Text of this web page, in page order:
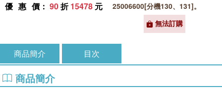
優惠價 ： 90折15478 元
25006600[分機130、131]。
無法訂購
商品簡介 目次
商品簡介